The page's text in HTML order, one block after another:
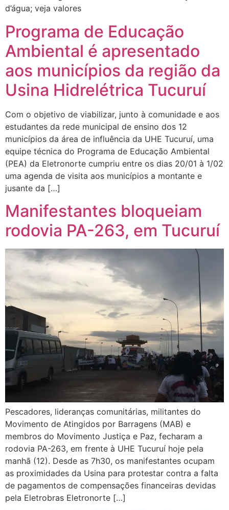
d’água; veja valores
Programa de Educação
Ambiental é apresentado
aos municípios da região da
Usina Hidrelétrica Tucuruí
Com o objetivo de viabilizar, junto à comunidade e aos
estudantes da rede municipal de ensino dos 12
municípios da área de influência da UHE Tucuruí, uma
equipe técnica do Programa de Educação Ambiental
(PEA) da Eletronorte cumpriu entre os dias 20/01 à 1/02
uma agenda de visita aos municípios a montante e
jusante da […]
Manifestantes bloqueiam
rodovia PA-263, em Tucuruí
Pescadores, lideranças comunitárias, militantes do
Movimento de Atingidos por Barragens (MAB) e
membros do Movimento Justiça e Paz, fecharam a
rodovia PA-263, em frente à UHE Tucuruí hoje pela
manhã (12). Desde as 7h30, os manifestantes ocupam
as proximidades da Usina para protestar contra a falta
de pagamentos de compensações financeiras devidas
pela Eletrobras Eletronorte […]